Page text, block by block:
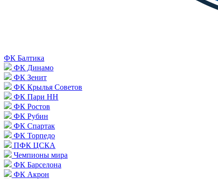
ФК Балтика
ФК Динамо
ФК Зенит
ФК Крылья Советов
ФК Пари НН
ФК Ростов
ФК Рубин
ФК Спартак
ФК Торпедо
ПФК ЦСКА
Чемпионы мира
ФК Барселона
ФК Акрон